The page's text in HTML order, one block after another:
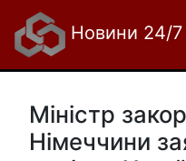
Новини 24/7
Міністр
Німеччини